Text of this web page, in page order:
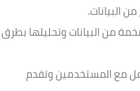
البيانات.
من البيانات وتحليلها بطرق
مع المستخدمين وتقدم